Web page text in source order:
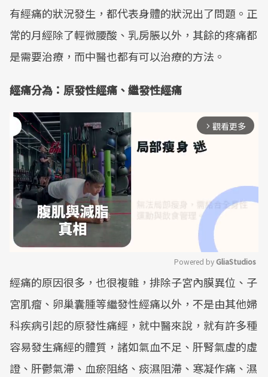
有經痛的狀況發生，都代表身體的狀況出了問題。正
常的月經除了輕微腰酸、乳房脹以外，其餘的疼痛都
是需要治療，而中醫也都有可以治療的方法。
經痛分為：原發性經痛、繼發性經痛
arrow_forward_ios 觀看更多
Mute
Powered by GliaStudios
經痛的原因很多，也很複雜，排除子宮內膜異位、子
宮肌瘤、卵巢囊腫等繼發性經痛以外，不是由其他婦
科疾病引起的原發性痛經，就中醫來說，就有許多種
容易發生痛經的體質，諸如氣血不足、肝腎氣虛的虛
證、肝鬱氣滯、血瘀阻絡、痰濕阻滯、寒凝作痛、濕